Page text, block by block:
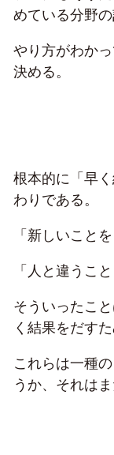
めている分野の
やり方がわか
決める。
根本的に「早
わりである。
「新しいこと
「人と違うこ
そういったこ
く結果をだす
これらは一種
うか、それは